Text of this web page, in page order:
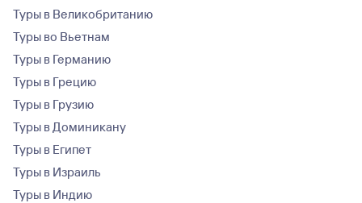
Туры в Великобританию
Туры во Вьетнам
Туры в Германию
Туры в Грецию
Туры в Грузию
Туры в Доминикану
Туры в Египет
Туры в Израиль
Туры в Индию